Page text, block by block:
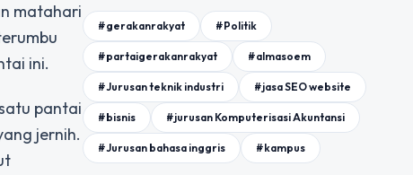
matahari
ini.
pantai
jernih.
#gerakanrakyat #Politik
#partaigerakanrakyat #almasoem
#Jurusan teknik industri #jasa SEO website
#bisnis #jurusan Komputerisasi Akuntansi
#Jurusan bahasa inggris #kampus